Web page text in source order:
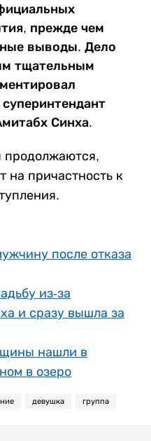
прежде чем
выводы. Дело
тщательным
Синха.
продолжаются,
на причастность к
после отказа
из-за
и сразу вышла за
нашли в
в озеро
девушка группа